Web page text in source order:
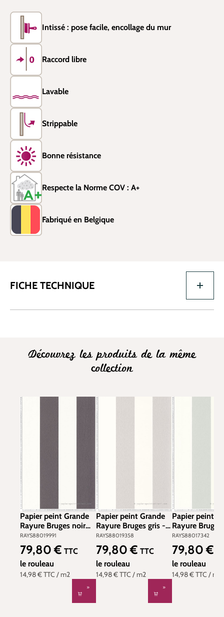
Intissé : pose facile, encollage du mur
Raccord libre
Lavable
Strippable
Bonne résistance
Respecte la Norme COV : A+
Fabriqué en Belgique
FICHE TECHNIQUE
Découvrez les produits de la même
collection
Papier peint Grande
Rayure Bruges noir
charbon - Les
Rayures de Casadéco
| Réf. RAYS88019991
RAYS88019991
14,98 €TTC / m2
Prix régulier :
79,80 € TTC
le rouleau
Papier peint Grande
Rayure Bruges gris -
Les Rayures de
Casadéco | Réf.
RAYS88019358
RAYS88019358
14,98 €TTC / m2
Prix régulier :
79,80 € TTC
le rouleau
Papier peint
Rayure
gris - Les
Casadéco | Réf.
RAYS88017342
14,98 €TTC / m2
Prix régulier :
79,80 €
le rouleau